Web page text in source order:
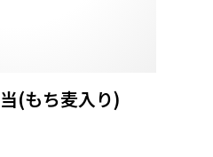
(もち麦入り)